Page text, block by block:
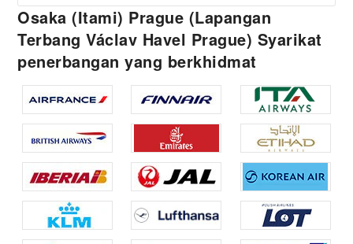
Osaka (Itami) Prague (Lapangan
Terbang Václav Havel Prague) Syarikat
penerbangan yang berkhidmat